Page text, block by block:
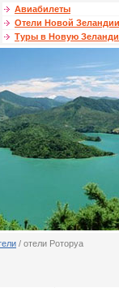
Авиабилеты
Отели Новой Зеландии
Туры в Новую
/ отели Роторуа